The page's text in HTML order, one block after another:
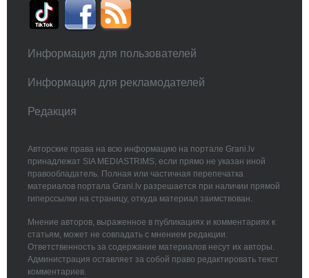
Информация для пользователей
Информация для рекламодателей
Редакция
Авторские права на всю информацию на портале Grani.lv
принадлежат SIA MEDIASTRIMS, если прямо не указан иной
правообладатель. Полная или частичная перепечатка
материалов портала Grani.lv разрешается при наличии прямой
гиперссылки на страницу, откуда материал заимствован.
Мнение авторов, выраженное в публикациях и комментариях к
статьям, может не совпадать с мнением редакции.
Ответственность за содержание материалов несут их авторы.
Администрация оставляет за собой право редактировать текст
комментариев.